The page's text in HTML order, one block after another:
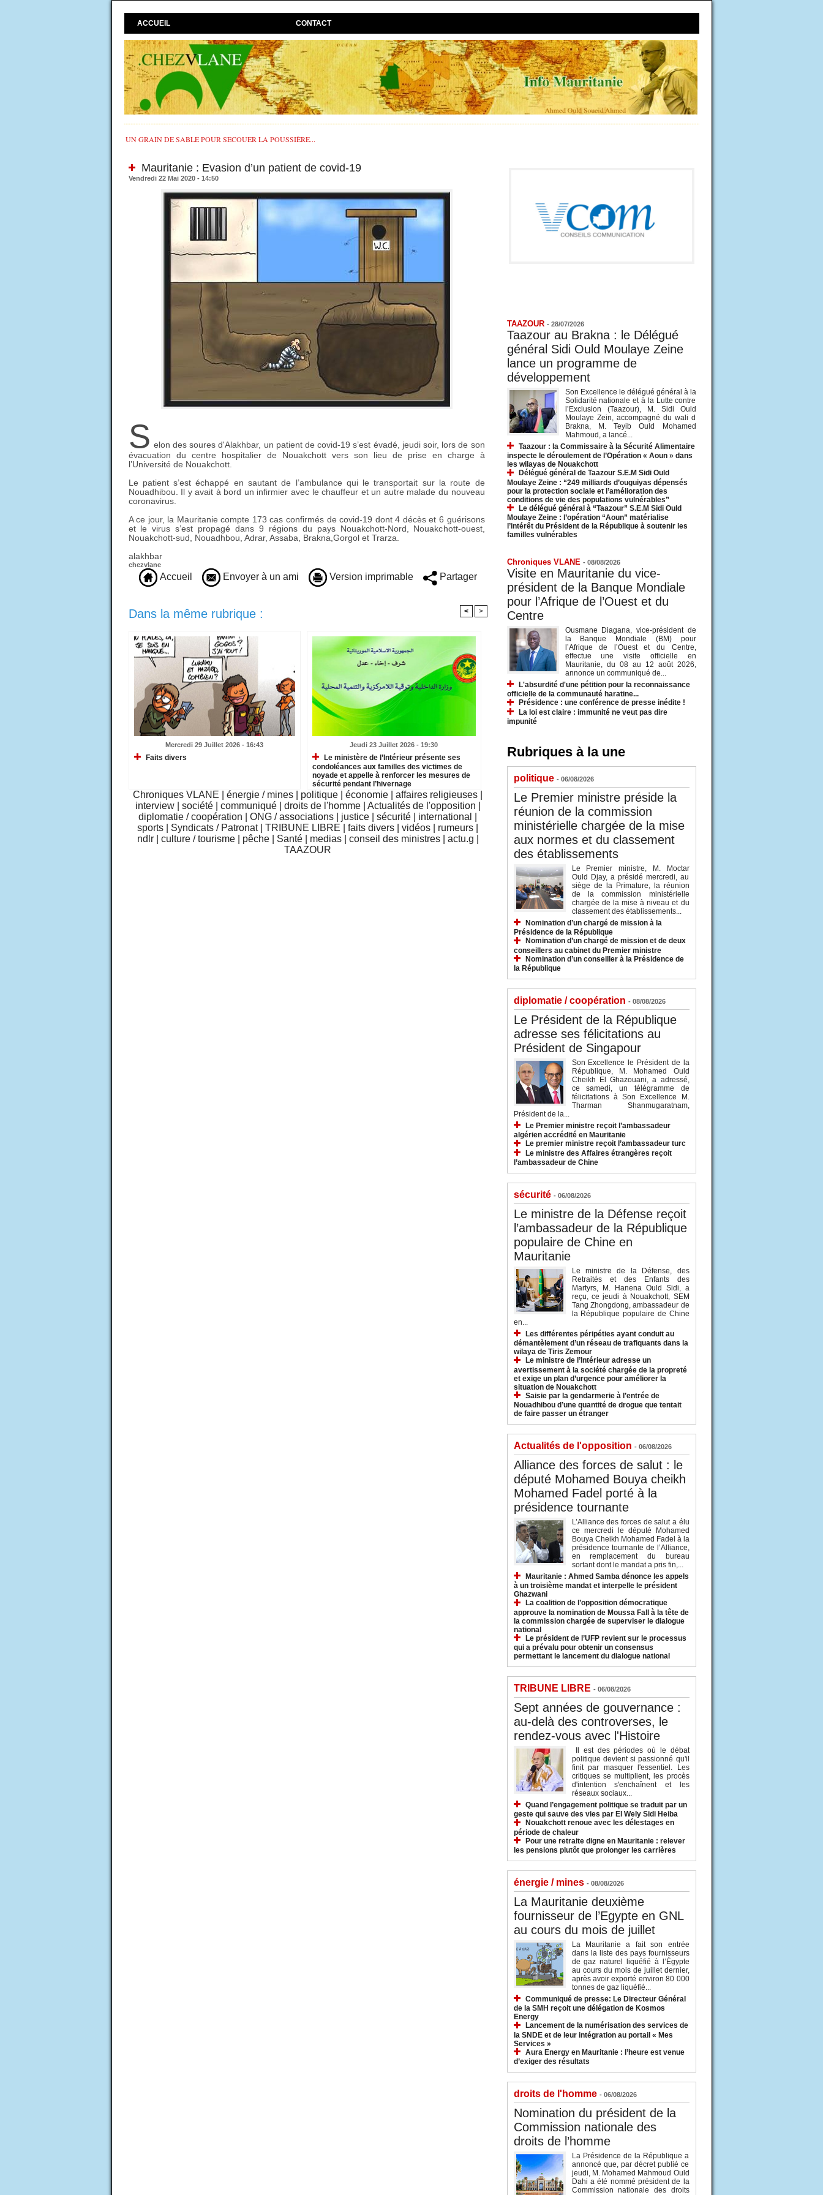
ACCUEIL CONTACT
UN GRAIN DE SABLE POUR SECOUER LA POUSSIÈRE...
Mauritanie : Evasion d’un patient de covid-19
Vendredi 22 Mai 2020 - 14:50
S elon des soures d'Alakhbar, un patient de covid-19 s’est évadé, jeudi soir, lors de son
évacuation du centre hospitalier de Nouakchott vers son lieu de prise en charge à
l’Université de Nouakchott.
Le patient s’est échappé en sautant de l’ambulance qui le transportait sur la route de
Nouadhibou. Il y avait à bord un infirmier avec le chauffeur et un autre malade du nouveau
coronavirus.
A ce jour, la Mauritanie compte 173 cas confirmés de covid-19 dont 4 décès et 6 guérisons
et le virus s’est propagé dans 9 régions du pays Nouakchott-Nord, Nouakchott-ouest,
Nouakchott-sud, Nouadhbou, Adrar, Assaba, Brakna,Gorgol et Trarza.
alakhbar
chezvlane
Accueil Envoyer à un ami Version imprimable Partager
Dans la même rubrique : < >
Mercredi 29 Juillet 2026 - 16:43
Faits divers
Jeudi 23 Juillet 2026 - 19:30
Le ministère de l’Intérieur présente ses
condoléances aux familles des victimes de
noyade et appelle à renforcer les mesures de
sécurité pendant l’hivernage
Chroniques VLANE énergie / mines politique économie affaires religieuses
interview
société communiqué droits de l'homme Actualités de l'opposition
diplomatie / coopération
ONG / associations justice sécurité international
sports
Syndicats / Patronat TRIBUNE LIBRE faits divers vidéos rumeurs
ndlr
culture / tourisme pêche Santé medias conseil des ministres actu.g
TAAZOUR
TAAZOUR - 28/07/2026
Taazour au Brakna : le Délégué
général Sidi Ould Moulaye Zeine
lance un programme de
développement
Son Excellence le délégué général à la
Solidarité nationale et à la Lutte contre
l’Exclusion (Taazour), M. Sidi Ould
Moulaye Zein, accompagné du wali d
Brakna, M. Teyib Ould Mohamed
Mahmoud, a lancé...
Taazour : la Commissaire à la Sécurité Alimentaire
inspecte le déroulement de l’Opération « Aoun » dans
les wilayas de Nouakchott
Délégué général de Taazour S.E.M Sidi Ould
Moulaye Zeine : “249 milliards d’ouguiyas dépensés
pour la protection sociale et l’amélioration des
conditions de vie des populations vulnérables”
Le délégué général à “Taazour” S.E.M Sidi Ould
Moulaye Zeine : l’opération “Aoun” matérialise
l’intérêt du Président de la République à soutenir les
familles vulnérables
Chroniques VLANE - 08/08/2026
Visite en Mauritanie du vice-
président de la Banque Mondiale
pour l’Afrique de l’Ouest et du
Centre
Ousmane Diagana, vice-président de
la Banque Mondiale (BM) pour
l’Afrique de l’Ouest et du Centre,
effectue une visite officielle en
Mauritanie, du 08 au 12 août 2026,
annonce un communiqué de...
L'absurdité d'une pétition pour la reconnaissance
officielle de la communauté haratine...
Présidence : une conférence de presse inédite !
La loi est claire : immunité ne veut pas dire
impunité
Rubriques à la une
politique - 06/08/2026
Le Premier ministre préside la
réunion de la commission
ministérielle chargée de la mise
aux normes et du classement
des établissements
Le Premier ministre, M. Moctar
Ould Djay, a présidé mercredi, au
siège de la Primature, la réunion
de la commission ministérielle
chargée de la mise à niveau et du
classement des établissements...
Nomination d’un chargé de mission à la
Présidence de la République
Nomination d’un chargé de mission et de deux
conseillers au cabinet du Premier ministre
Nomination d’un conseiller à la Présidence de
la République
diplomatie / coopération - 08/08/2026
Le Président de la République
adresse ses félicitations au
Président de Singapour
Son Excellence le Président de la
République, M. Mohamed Ould
Cheikh El Ghazouani, a adressé,
ce samedi, un télégramme de
félicitations à Son Excellence M.
Tharman Shanmugaratnam,
Président de la...
Le Premier ministre reçoit l’ambassadeur
algérien accrédité en Mauritanie
Le premier ministre reçoit l’ambassadeur turc
Le ministre des Affaires étrangères reçoit
l’ambassadeur de Chine
sécurité - 06/08/2026
Le ministre de la Défense reçoit
l’ambassadeur de la République
populaire de Chine en
Mauritanie
Le ministre de la Défense, des
Retraités et des Enfants des
Martyrs, M. Hanena Ould Sidi, a
reçu, ce jeudi à Nouakchott, SEM
Tang Zhongdong, ambassadeur de
la République populaire de Chine
en...
Les différentes péripéties ayant conduit au
démantèlement d’un réseau de trafiquants dans la
wilaya de Tiris Zemour
Le ministre de l’Intérieur adresse un
avertissement à la société chargée de la propreté
et exige un plan d’urgence pour améliorer la
situation de Nouakchott
Saisie par la gendarmerie à l’entrée de
Nouadhibou d’une quantité de drogue que tentait
de faire passer un étranger
Actualités de l'opposition - 06/08/2026
Alliance des forces de salut : le
député Mohamed Bouya cheikh
Mohamed Fadel porté à la
présidence tournante
L’Alliance des forces de salut a élu
ce mercredi le député Mohamed
Bouya Cheikh Mohamed Fadel à la
présidence tournante de l’Alliance,
en remplacement du bureau
sortant dont le mandat a pris fin,...
Mauritanie : Ahmed Samba dénonce les appels
à un troisième mandat et interpelle le président
Ghazwani
La coalition de l’opposition démocratique
approuve la nomination de Moussa Fall à la tête de
la commission chargée de superviser le dialogue
national
Le président de l’UFP revient sur le processus
qui a prévalu pour obtenir un consensus
permettant le lancement du dialogue national
TRIBUNE LIBRE - 06/08/2026
Sept années de gouvernance :
au-delà des controverses, le
rendez-vous avec l'Histoire
Il est des périodes où le débat
politique devient si passionné qu'il
finit par masquer l'essentiel. Les
critiques se multiplient, les procès
d'intention s'enchaînent et les
réseaux sociaux...
Quand l’engagement politique se traduit par un
geste qui sauve des vies par El Wely Sidi Heiba
Nouakchott renoue avec les délestages en
période de chaleur
Pour une retraite digne en Mauritanie : relever
les pensions plutôt que prolonger les carrières
énergie / mines - 08/08/2026
La Mauritanie deuxième
fournisseur de l’Egypte en GNL
au cours du mois de juillet
La Mauritanie a fait son entrée
dans la liste des pays fournisseurs
de gaz naturel liquéfié à l’Égypte
au cours du mois de juillet dernier,
après avoir exporté environ 80 000
tonnes de gaz liquéfié...
Communiqué de presse: Le Directeur Général
de la SMH reçoit une délégation de Kosmos
Energy
Lancement de la numérisation des services de
la SNDE et de leur intégration au portail « Mes
Services »
Aura Energy en Mauritanie : l’heure est venue
d’exiger des résultats
droits de l'homme - 06/08/2026
Nomination du président de la
Commission nationale des
droits de l’homme
La Présidence de la République a
annoncé que, par décret publié ce
jeudi, M. Mohamed Mahmoud Ould
Dahi a été nommé président de la
Commission nationale des droits